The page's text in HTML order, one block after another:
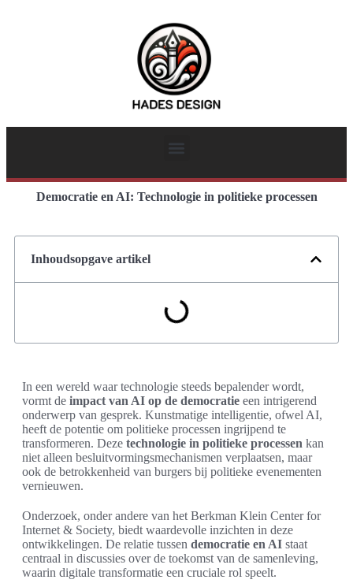
Democratie en AI: Technologie in politieke processen
Inhoudsopgave artikel
In een wereld waar technologie steeds bepalender wordt,
vormt de impact van AI op de democratie een intrigerend
onderwerp van gesprek. Kunstmatige intelligentie, ofwel AI,
heeft de potentie om politieke processen ingrijpend te
transformeren. Deze technologie in politieke processen kan
niet alleen besluitvormingsmechanismen verplaatsen, maar
ook de betrokkenheid van burgers bij politieke evenementen
vernieuwen.
Onderzoek, onder andere van het Berkman Klein Center for
Internet & Society, biedt waardevolle inzichten in deze
ontwikkelingen. De relatie tussen democratie en AI staat
centraal in discussies over de toekomst van de samenleving,
waarin digitale transformatie een cruciale rol speelt.